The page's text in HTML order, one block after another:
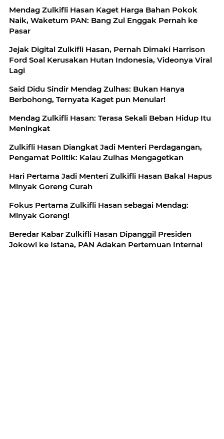
Mendag Zulkifli Hasan Kaget Harga Bahan Pokok
Naik, Waketum PAN: Bang Zul Enggak Pernah ke
Pasar
Jejak Digital Zulkifli Hasan, Pernah Dimaki Harrison
Ford Soal Kerusakan Hutan Indonesia, Videonya Viral
Lagi
Said Didu Sindir Mendag Zulhas: Bukan Hanya
Berbohong, Ternyata Kaget pun Menular!
Mendag Zulkifli Hasan: Terasa Sekali Beban Hidup Itu
Meningkat
Zulkifli Hasan Diangkat Jadi Menteri Perdagangan,
Pengamat Politik: Kalau Zulhas Mengagetkan
Hari Pertama Jadi Menteri Zulkifli Hasan Bakal Hapus
Minyak Goreng Curah
Fokus Pertama Zulkifli Hasan sebagai Mendag:
Minyak Goreng!
Beredar Kabar Zulkifli Hasan Dipanggil Presiden
Jokowi ke Istana, PAN Adakan Pertemuan Internal